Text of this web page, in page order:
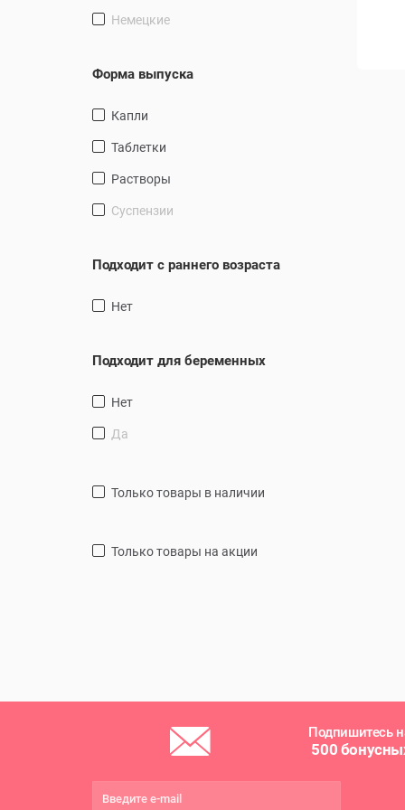
Немецкие
Форма выпуска
Капли
таблетки
Растворы
суспензии
Подходит с раннего возраста
Нет
Подходит для беременных
Нет
Да
только товары в наличии
только товары на акции
26.86 руб.
Подпишитесь
500